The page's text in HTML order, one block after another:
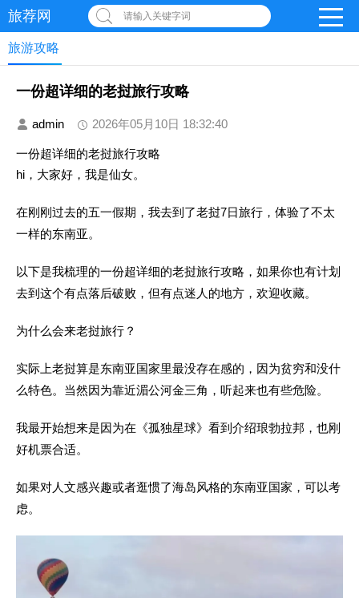
旅荐网 请输入关键字词
旅游攻略
一份超详细的老挝旅行攻略
admin 2026年05月10日 18:32:40
一份超详细的老挝旅行攻略
hi，大家好，我是仙女。
在刚刚过去的五一假期，我去到了老挝7日旅行，体验了不太
一样的东南亚。
以下是我梳理的一份超详细的老挝旅行攻略，如果你也有计划
去到这个有点落后破败 ，但有点迷人 的地方，欢迎收藏。
为什么会来老挝旅行？
实际上老挝算是东南亚国家里最没存在感的，因为贫穷和没什
么特色。当然因为靠近湄公河金三角，听起来也有些危险。
我最开始想来是因为在《孤独星球》看到介绍琅勃拉邦，也刚
好机票合适。
如果对人文感兴趣或者逛惯了海岛风格的东南亚国家，可以考
虑。